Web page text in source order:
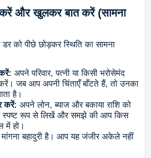
और खुलकर बात करें (सामना
को पीछे छोड़कर स्थिति का सामना
अपने परिवार, पत्नी या किसी भरोसेमंद
जब आप अपनी चिंताएँ बाँटते हैं, तो उनका
है।
करें: अपने लोन, ब्याज और बकाया राशि को
स्पष्ट रूप से लिखें और समझे की आप किस
में हो।
बहादुरी है। आप यह जंजीर अकेले नहीं